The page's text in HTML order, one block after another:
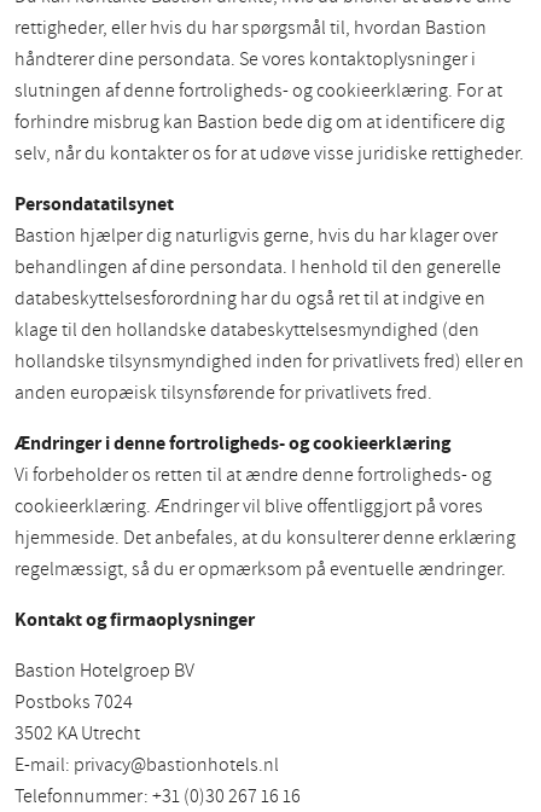
rettigheder, eller hvis du har spørgsmål til, hvordan Bastion
håndterer dine persondata. Se vores kontaktoplysninger i
slutningen af denne fortroligheds- og cookieerklæring. For at
forhindre misbrug kan Bastion bede dig om at identificere dig
selv, når du kontakter os for at udøve visse juridiske rettigheder.
Persondatatilsynet
Bastion hjælper dig naturligvis gerne, hvis du har klager over
behandlingen af dine persondata. I henhold til den generelle
databeskyttelsesforordning har du også ret til at indgive en
klage til den hollandske databeskyttelsesmyndighed (den
hollandske tilsynsmyndighed inden for privatlivets fred) eller en
anden europæisk tilsynsførende for privatlivets fred.
Ændringer i denne fortroligheds- og cookieerklæring
Vi forbeholder os retten til at ændre denne fortroligheds- og
cookieerklæring. Ændringer vil blive offentliggjort på vores
hjemmeside. Det anbefales, at du konsulterer denne erklæring
regelmæssigt, så du er opmærksom på eventuelle ændringer.
Kontakt og firmaoplysninger
Bastion Hotelgroep BV
Postboks 7024
3502 KA Utrecht
E-mail: privacy@bastionhotels.nl
Telefonnummer: +31 (0)30 267 16 16